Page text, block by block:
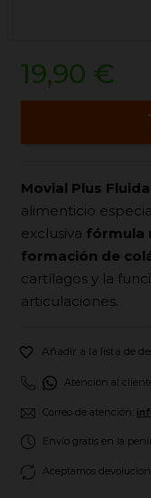
19,90 €
Movial Plus
alimenticio
exclusiva fórmula
formación de
cartílagos y la
articulaciones.
 Añadir a la lista de
Atención al
Correo de atención:
Envío gratis en la
Aceptamos